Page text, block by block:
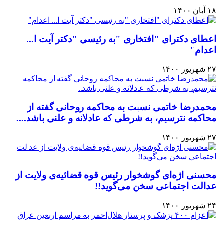
۱۸ آبان ۱۴۰۰
اعطای دکترای "افتخاری "به رئیسی "دکتر آیت ا...
اعدام"
۲۷ شهریور ۱۴۰۰
محمدرضا خاتمی نسبت به محاکمه روحانی گفته از
محاکمه نترسیم، به شرطی که عادلانه و علنی باشد....
۲۷ شهریور ۱۴۰۰
محسنی اژه‌ای گوشخوار رئیس قوه قضائیه‌ی ولایت از
عدالت اجتماعی سخن می‌گوید!!
۲۴ شهریور ۱۴۰۰